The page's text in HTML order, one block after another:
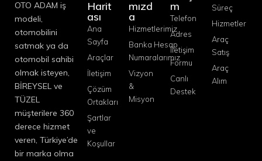
OTO ADAM iş
modeli,
otomobilini
satmak ya da
otomobil sahibi
olmak isteyen,
BİREYSEL ve
TÜZEL
müşterilere 360
derece hizmet
veren, Türkiye’de
bir marka olma
Harit
ası
Ana
Sayfa
Araçlar
İletişim
Çözüm
Ortakları
Şartlar
ve
Koşullar
mızd
a
Hizmetlerimiz
Banka Hesap
Numaralarımız
Vizyon
&
Misyon
m
Telefon
Adres
İletişim
Formu
Canlı
Destek
Süreç
Hizmetler
Araç
Satış
Araç
Alım